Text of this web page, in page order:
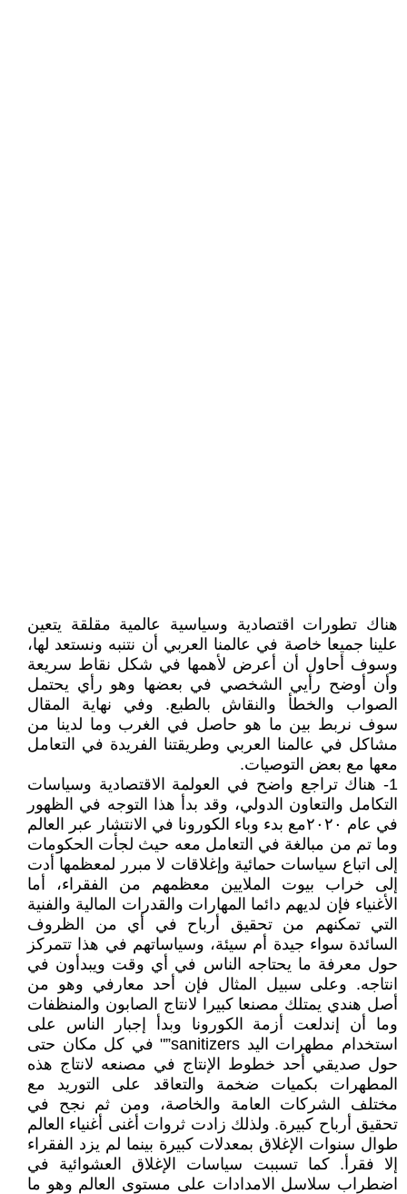
هناك تطورات اقتصادية وسياسية عالمية مقلقة يتعين
علينا جميعا خاصة في عالمنا العربي أن نتنبه ونستعد لها،
وسوف أحاول أن أعرض لأهمها في شكل نقاط سريعة
وأن أوضح رأيي الشخصي في بعضها وهو رأي يحتمل
الصواب والخطأ والنقاش بالطبع. وفي نهاية المقال
سوف نربط بين ما هو حاصل في الغرب وما لدينا من
مشاكل في عالمنا العربي وطريقتنا الفريدة في التعامل
معها مع بعض التوصيات.
1- هناك تراجع واضح في العولمة الاقتصادية وسياسات
التكامل والتعاون الدولي، وقد بدأ هذا التوجه في الظهور
في عام ٢٠٢٠مع بدء وباء الكورونا في الانتشار عبر العالم
وما تم من مبالغة في التعامل معه حيث لجأت الحكومات
إلى اتباع سياسات حمائية وإغلاقات لا مبرر لمعظمها أدت
إلى خراب بيوت الملايين معظمهم من الفقراء، أما
الأغنياء فإن لديهم دائما المهارات والقدرات المالية والفنية
التي تمكنهم من تحقيق أرباح في أي من الظروف
السائدة سواء جيدة أم سيئة، وسياساتهم في هذا تتمركز
حول معرفة ما يحتاجه الناس في أي وقت ويبدأون في
انتاجه. وعلى سبيل المثال فإن أحد معارفي وهو من
أصل هندي يمتلك مصنعا كبيرا لانتاج الصابون والمنظفات
وما أن إندلعت أزمة الكورونا وبدأ إجبار الناس على
استخدام مطهرات اليد sanitizers”" في كل مكان حتى
حول صديقي أحد خطوط الإنتاج في مصنعه لانتاج هذه
المطهرات بكميات ضخمة والتعاقد على التوريد مع
مختلف الشركات العامة والخاصة، ومن ثم نجح في
تحقيق أرباح كبيرة. ولذلك زادت ثروات أغنى أغنياء العالم
طوال سنوات الإغلاق بمعدلات كبيرة بينما لم يزد الفقراء
إلا فقرأ. كما تسببت سياسات الإغلاق العشوائية في
اضطراب سلاسل الامدادات على مستوى العالم وهو ما